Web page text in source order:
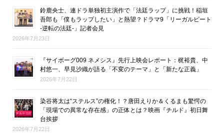
鈴鹿央士、連ドラ単独初主演作で「法廷ラップ」に挑戦！稲垣
吾郎も「僕もラップしたい」と熱望？ドラマ9「リーガルビート
-逆転の法廷-」記者会見
2026年7月23日
『サイボーグ009 ネメシス』先行上映会レポート：梶裕貴、中
村悠一、早見沙織が語る「不変のテーマ」と「新たな正義」
2026年7月22日
染谷将太は“ステルス”の権化！？唐田えりか＆くるまも驚愕の
「現場での異常な存在感」の正体とは？映画『チルド』初日舞
台挨拶
2026年7月22日